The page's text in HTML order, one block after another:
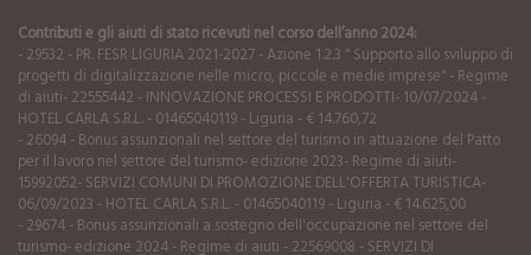
Contributi e gli aiuti di stato ricevuti nel corso dell’anno 2024:
- 29532 - PR. FESR LIGURIA 2021-2027 - Azione 1.2.3 " Supporto allo sviluppo di
progetti di digitalizzazione nelle micro, piccole e medie imprese" - Regime
di aiuti- 22555442 - INNOVAZIONE PROCESSI E PRODOTTI- 10/07/2024 -
HOTEL CARLA S.R.L. - 01465040119 - Liguria - € 14.760,72
- 26094 - Bonus assunzionali nel settore del turismo in attuazione del Patto
per il lavoro nel settore del turismo- edizione 2023- Regime di aiuti-
15992052- SERVIZI COMUNI DI PROMOZIONE DELL'OFFERTA TURISTICA-
06/09/2023 - HOTEL CARLA S.R.L. - 01465040119 - Liguria - € 14.625,00
- 29674 - Bonus assunzionali a sostegno dell'occupazione nel settore del
turismo- edizione 2024 - Regime di aiuti - 22569008 - SERVIZI DI